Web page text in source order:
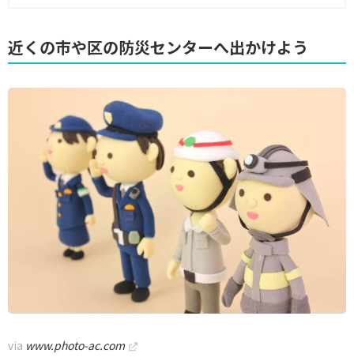
近くの市や区の防災センターへ出かけよう
via www.photo-ac.com